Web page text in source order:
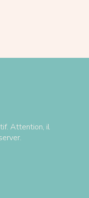
Attention, il